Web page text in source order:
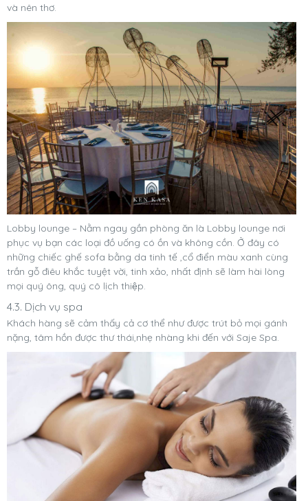
và nên thơ.
Lobby lounge – Nằm ngay gần phòng ăn là Lobby lounge nơi
phục vụ bạn các loại đồ uống có ồn và không cồn. Ở đây có
những chiếc ghế sofa bằng da tinh tế ,cổ điển màu xanh cùng
trần gỗ điêu khắc tuyệt vời, tinh xảo, nhất định sẽ làm hài lòng
mọi quý ông, quý cô lịch thiệp.
4.3. Dịch vụ spa
Khách hàng sẽ cảm thấy cả cơ thể như được trút bỏ mọi gánh
nặng, tâm hồn được thư thái,nhẹ nhàng khi đến với Saje Spa.